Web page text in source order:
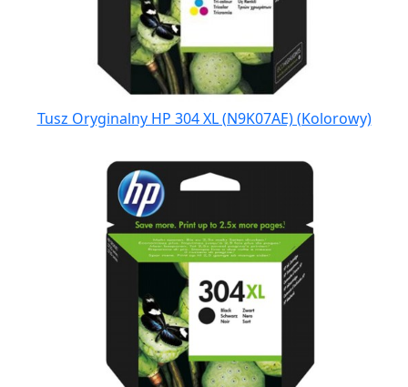
Tusz Oryginalny HP 304 XL (N9K07AE) (Kolorowy)